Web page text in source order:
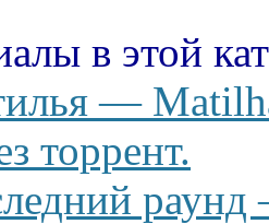
в этой
—
торрент.